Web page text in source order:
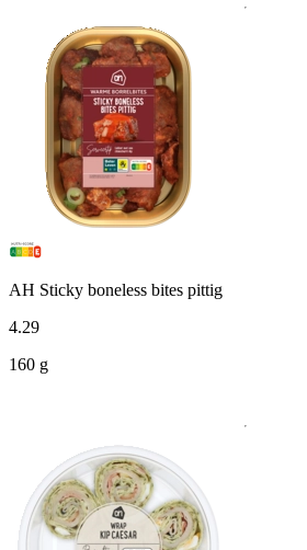
AH Sticky boneless bites pittig
4.29
160 g